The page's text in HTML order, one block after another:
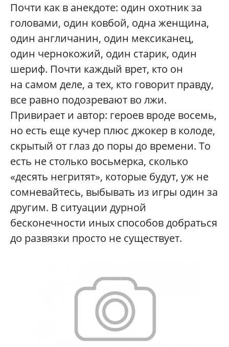
Почти как в анекдоте: один охотник за
головами, один ковбой, одна женщина,
один англичанин, один мексиканец,
один чернокожий, один старик, один
шериф. Почти каждый врет, кто он
на самом деле, а тех, кто говорит правду,
все равно подозревают во лжи.
Привирает и автор: героев вроде восемь,
но есть еще кучер плюс джокер в колоде,
скрытый от глаз до поры до времени. То
есть не столько восьмерка, сколько
«десять негритят», которые будут, уж не
сомневайтесь, выбывать из игры один за
другим. В ситуации дурной
бесконечности иных способов добраться
до развязки просто не существует.